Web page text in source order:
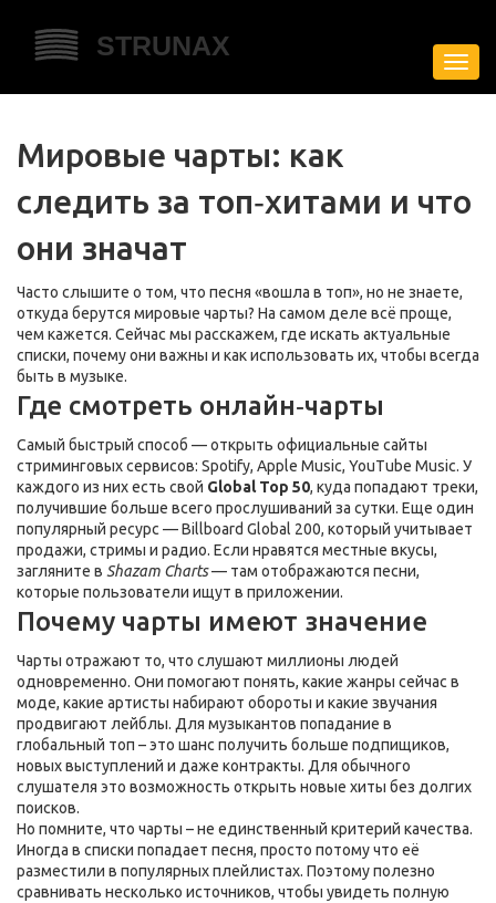
Мировые чарты: как
следить за топ‑хитами и что
они значат
Часто слышите о том, что песня «вошла в топ», но не знаете,
откуда берутся мировые чарты? На самом деле всё проще,
чем кажется. Сейчас мы расскажем, где искать актуальные
списки, почему они важны и как использовать их, чтобы всегда
быть в музыке.
Где смотреть онлайн‑чарты
Самый быстрый способ — открыть официальные сайты
стриминговых сервисов: Spotify, Apple Music, YouTube Music. У
каждого из них есть свой Global Top 50, куда попадают треки,
получившие больше всего прослушиваний за сутки. Еще один
популярный ресурс — Billboard Global 200, который учитывает
продажи, стримы и радио. Если нравятся местные вкусы,
загляните в Shazam Charts— там отображаются песни,
которые пользователи ищут в приложении.
Почему чарты имеют значение
Чарты отражают то, что слушают миллионы людей
одновременно. Они помогают понять, какие жанры сейчас в
моде, какие артисты набирают обороты и какие звучания
продвигают лейблы. Для музыкантов попадание в
глобальный топ – это шанс получить больше подпищиков,
новых выступлений и даже контракты. Для обычного
слушателя это возможность открыть новые хиты без долгих
поисков.
Но помните, что чарты – не единственный критерий качества.
Иногда в списки попадает песня, просто потому что её
разместили в популярных плейлистах. Поэтому полезно
сравнивать несколько источников, чтобы увидеть полную